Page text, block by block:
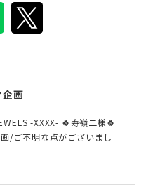
画
-XXXX- 🍀寿嶺二様🍀
/ご不明な点がございまし